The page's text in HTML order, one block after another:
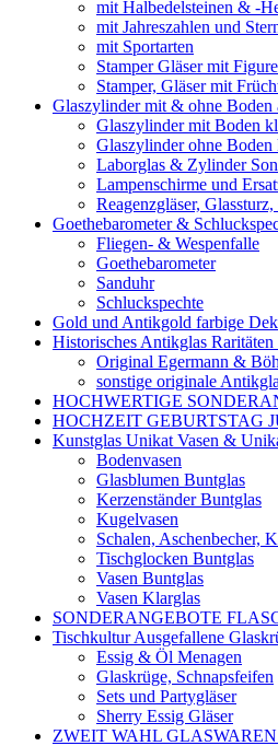
mit Halbedelsteinen & -
mit Jahreszahlen und
mit Sportarten
Stamper Gläser mit
Stamper, Gläser mit
Glaszylinder mit & ohne Boden
Glaszylinder mit Boden
Glaszylinder ohne Boden
Laborglas & Zylinder
Lampenschirme und
Reagenzgläser,
Goethebarometer &
Fliegen- & Wespenfalle
Goethebarometer
Sanduhr
Schluckspechte
Gold und Antikgold farbige
Historisches Antikglas
Original Egermann &
sonstige originale
HOCHWERTIGE
HOCHZEIT GEBURTSTAG
Kunstglas Unikat Vasen &
Bodenvasen
Glasblumen Buntglas
Kerzenständer Buntglas
Kugelvasen
Schalen, Aschenbecher,
Tischglocken Buntglas
Vasen Buntglas
Vasen Klarglas
SONDERANGEBOTE
Tischkultur Ausgefallene
Essig & Öl Menagen
Glaskrüge, Schnapsfeifen
Sets und Partygläser
Sherry Essig Gläser
ZWEIT WAHL